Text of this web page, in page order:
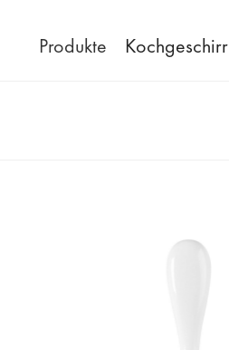
Produkte Kochgeschirr